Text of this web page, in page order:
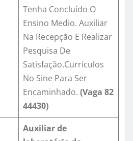
Tenha Concluído O
Ensino Medio. Auxiliar
Na Recepção E Realizar
Pesquisa De
Satisfação.Currículos
No Sine Para Ser
Encaminhado. (Vaga 82
44430)
Auxiliar de